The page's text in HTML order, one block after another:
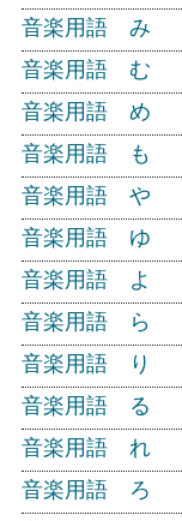
音楽用語 み
音楽用語 む
音楽用語 め
音楽用語 も
音楽用語 や
音楽用語 ゆ
音楽用語 よ
音楽用語 ら
音楽用語 り
音楽用語 る
音楽用語 れ
音楽用語 ろ